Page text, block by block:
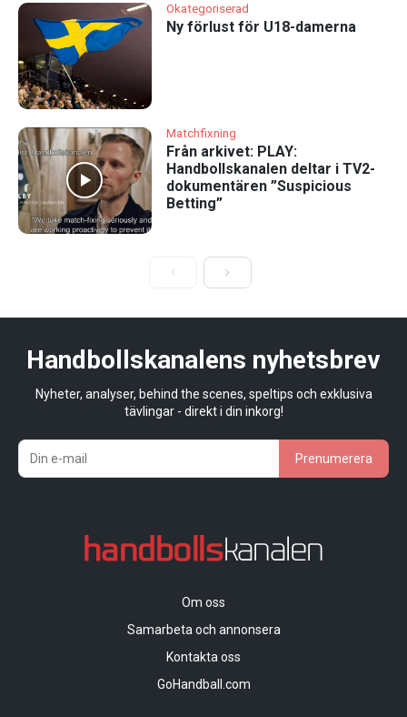
Okategoriserad
Ny förlust för U18-damerna
Matchfixning
Från arkivet: PLAY:
Handbollskanalen deltar i TV2-
dokumentären ”Suspicious
Betting”
Handbollskanalens nyhetsbrev
Nyheter, analyser, behind the scenes, speltips och exklusiva
tävlingar - direkt i din inkorg!
Prenumerera
Om oss
Samarbeta och annonsera
Kontakta oss
GoHandball.com